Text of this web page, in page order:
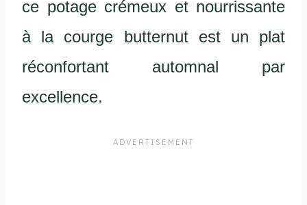
ce potage crémeux et nourrissante
à la courge butternut est un plat
réconfortant automnal par
excellence.